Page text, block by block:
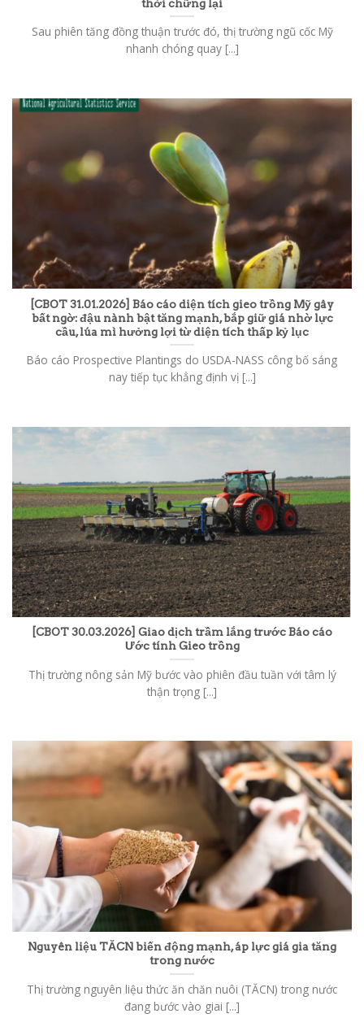
thời chững lại
Sau phiên tăng đồng thuận trước đó, thị trường ngũ cốc Mỹ
nhanh chóng quay [...]
[CBOT 31.01.2026] Báo cáo diện tích gieo trồng Mỹ gây
bất ngờ: đậu nành bật tăng mạnh, bắp giữ giá nhờ lực
cầu, lúa mì hưởng lợi từ diện tích thấp kỷ lục
Báo cáo Prospective Plantings do USDA-NASS công bố sáng
nay tiếp tục khẳng định vị [...]
[CBOT 30.03.2026] Giao dịch trầm lắng trước Báo cáo
Ước tính Gieo trồng
Thị trường nông sản Mỹ bước vào phiên đầu tuần với tâm lý
thận trọng [...]
Nguyên liệu TĂCN biến động mạnh, áp lực giá gia tăng
trong nước
Thị trường nguyên liệu thức ăn chăn nuôi (TĂCN) trong nước
đang bước vào giai [...]